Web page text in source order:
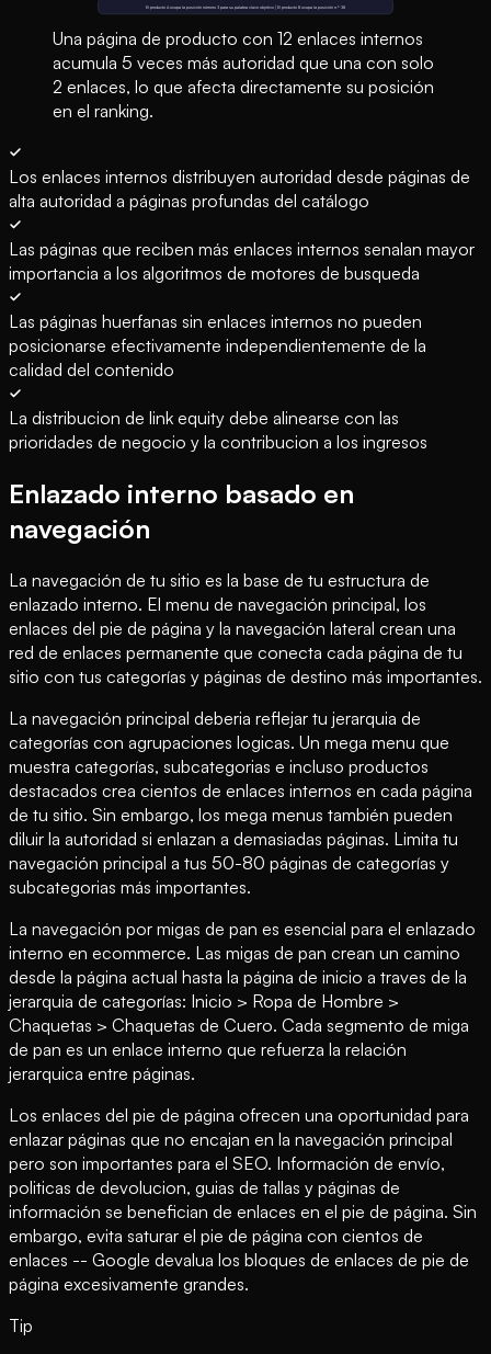
Una página de producto con 12 enlaces internos
acumula 5 veces más autoridad que una con solo
2 enlaces, lo que afecta directamente su posición
en el ranking.
Los enlaces internos distribuyen autoridad desde páginas de
alta autoridad a páginas profundas del catálogo
Las páginas que reciben más enlaces internos senalan mayor
importancia a los algoritmos de motores de busqueda
Las páginas huerfanas sin enlaces internos no pueden
posicionarse efectivamente independientemente de la
calidad del contenido
La distribucion de link equity debe alinearse con las
prioridades de negocio y la contribucion a los ingresos
Enlazado interno basado en
navegación
La navegación de tu sitio es la base de tu estructura de
enlazado interno. El menu de navegación principal, los
enlaces del pie de página y la navegación lateral crean una
red de enlaces permanente que conecta cada página de tu
sitio con tus categorías y páginas de destino más importantes.
La navegación principal deberia reflejar tu jerarquia de
categorías con agrupaciones logicas. Un mega menu que
muestra categorías, subcategorias e incluso productos
destacados crea cientos de enlaces internos en cada página
de tu sitio. Sin embargo, los mega menus también pueden
diluir la autoridad si enlazan a demasiadas páginas. Limita tu
navegación principal a tus 50-80 páginas de categorías y
subcategorias más importantes.
La navegación por migas de pan es esencial para el enlazado
interno en ecommerce. Las migas de pan crean un camino
desde la página actual hasta la página de inicio a traves de la
jerarquia de categorías: Inicio > Ropa de Hombre >
Chaquetas > Chaquetas de Cuero. Cada segmento de miga
de pan es un enlace interno que refuerza la relación
jerarquica entre páginas.
Los enlaces del pie de página ofrecen una oportunidad para
enlazar páginas que no encajan en la navegación principal
pero son importantes para el SEO. Información de envío,
politicas de devolucion, guias de tallas y páginas de
información se benefician de enlaces en el pie de página. Sin
embargo, evita saturar el pie de página con cientos de
enlaces -- Google devalua los bloques de enlaces de pie de
página excesivamente grandes.
Tip